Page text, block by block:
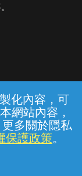
化內容，可
網站內容，
多關於隱私
保護政策。
隱私權保護
分公司